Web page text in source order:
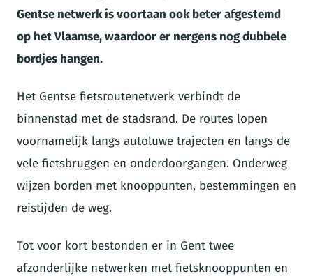
Gentse netwerk is voortaan ook beter afgestemd
op het Vlaamse, waardoor er nergens nog dubbele
bordjes hangen.
Het Gentse fietsroutenetwerk verbindt de
binnenstad met de stadsrand. De routes lopen
voornamelijk langs autoluwe trajecten en langs de
vele fietsbruggen en onderdoorgangen. Onderweg
wijzen borden met knooppunten, bestemmingen en
reistijden de weg.
Tot voor kort bestonden er in Gent twee
afzonderlijke netwerken met fietsknooppunten en